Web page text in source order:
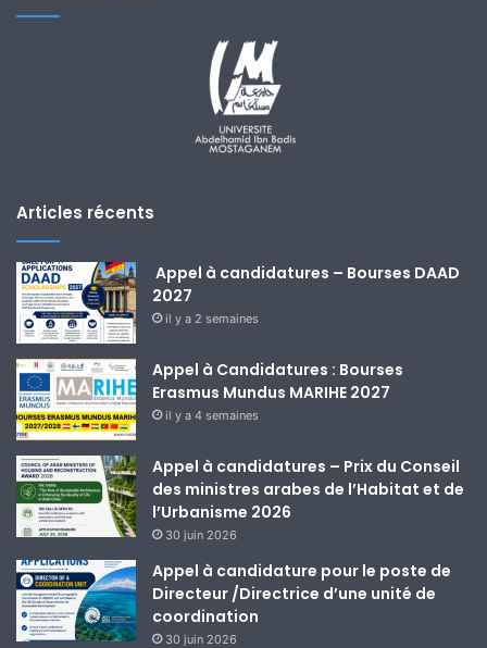
Articles récents
Appel à candidatures – Bourses DAAD
2027
il y a 2 semaines
Appel à Candidatures : Bourses
Erasmus Mundus MARIHE 2027
il y a 4 semaines
Appel à candidatures – Prix du Conseil
des ministres arabes de l’Habitat et de
l’Urbanisme 2026
30 juin 2026
Appel à candidature pour le poste de
Directeur /Directrice d’une unité de
coordination
30 juin 2026